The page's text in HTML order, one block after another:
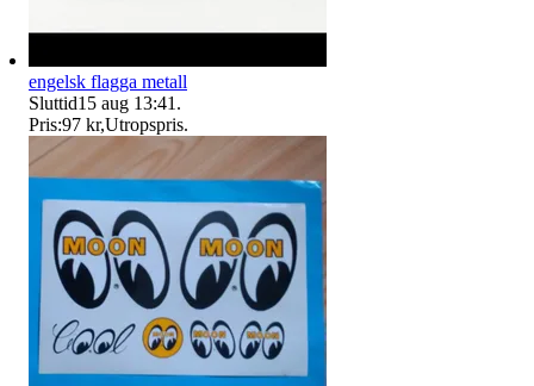
engelsk flagga metall
Sluttid15 aug 13:41 .
Pris:97 kr,Utropspris.